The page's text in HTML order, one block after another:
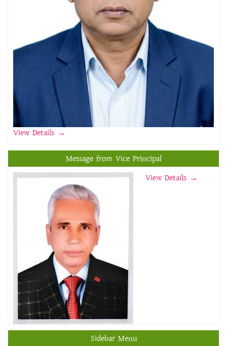
View Details →
Message from Vice Principal
View Details →
Sidebar Menu